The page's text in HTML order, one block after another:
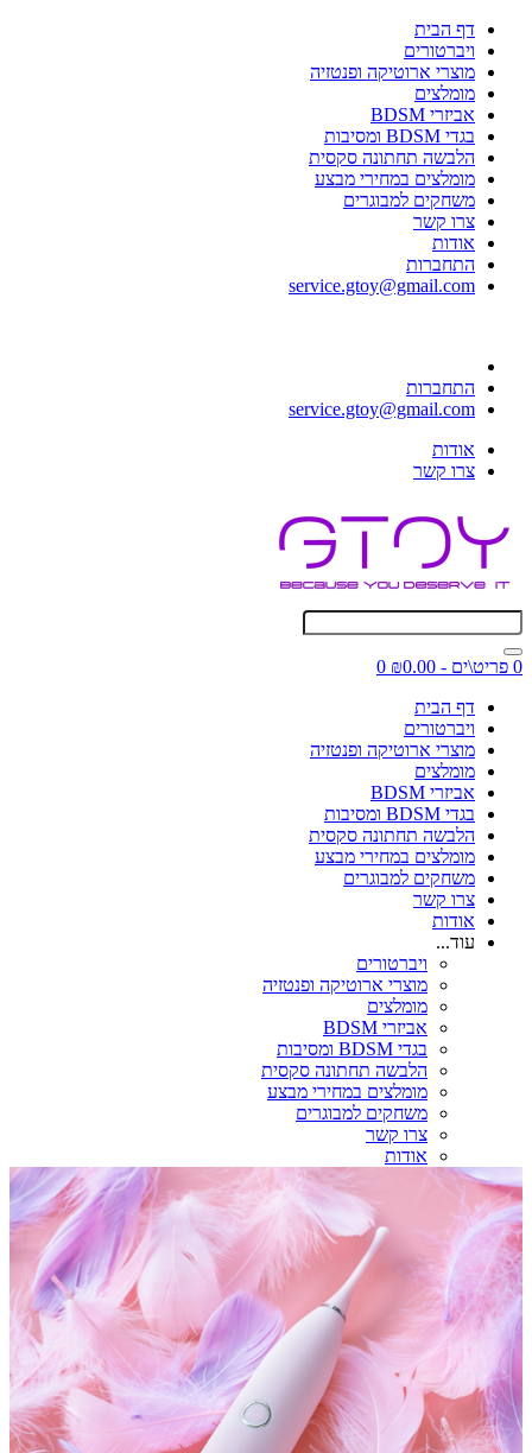
דף הבית
ויברטורים
מוצרי ארוטיקה ופנטזיה
מומלצים
אביזרי BDSM
בגדי BDSM ומסיבות
הלבשה תחתונה סקסית
מומלצים במחירי מבצע
משחקים למבוגרים
צרו קשר
אודות
התחברות
service.gtoy@gmail.com
התחברות
service.gtoy@gmail.com
אודות
צרו קשר
0 פריט\ים - ₪0.00
0
דף הבית
ויברטורים
מוצרי ארוטיקה ופנטזיה
מומלצים
אביזרי BDSM
בגדי BDSM ומסיבות
הלבשה תחתונה סקסית
מומלצים במחירי מבצע
משחקים למבוגרים
צרו קשר
אודות
עוד...
ויברטורים
מוצרי ארוטיקה ופנטזיה
מומלצים
אביזרי BDSM
בגדי BDSM ומסיבות
הלבשה תחתונה סקסית
מומלצים במחירי מבצע
משחקים למבוגרים
צרו קשר
אודות